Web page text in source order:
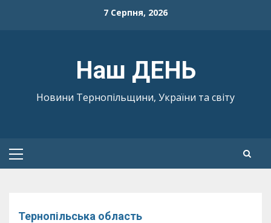
7 Серпня, 2026
Наш ДЕНЬ
Новини Тернопільщини, України та світу
Primary
Тернопільська область